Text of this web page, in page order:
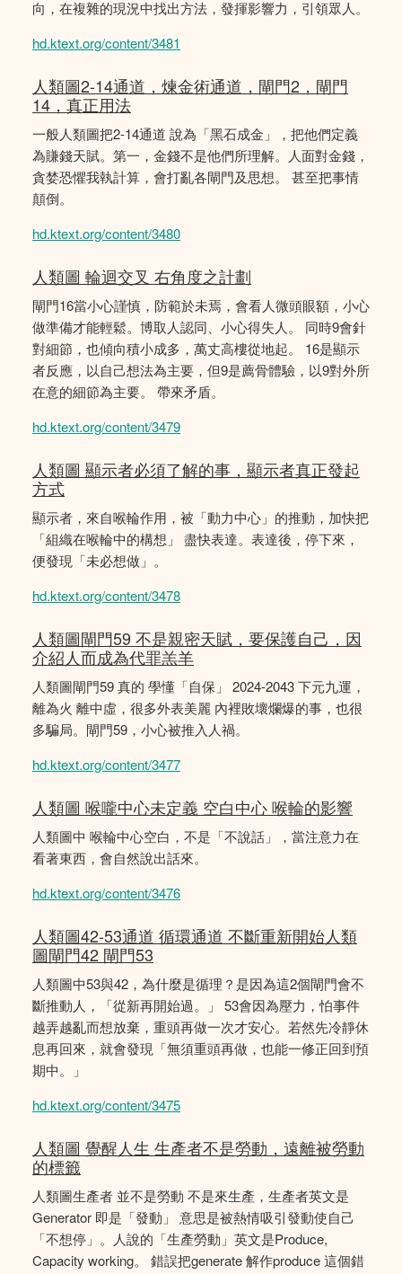
向，在複雜的現況中找出方法，發揮影響力，引領眾人。
hd.ktext.org/content/3481
人類圖2-14通道，煉金術通道，閘門2，閘門
14，真正用法
一般人類圖把2-14通道 說為「黑石成金」，把他們定義
為賺錢天賦。第一，金錢不是他們所理解。人面對金錢，
貪婪恐懼我執計算，會打亂各閘門及思想。 甚至把事情
顛倒。
hd.ktext.org/content/3480
人類圖 輪迴交叉 右角度之計劃
閘門16當小心謹慎，防範於未焉，會看人微頭眼額，小心
做準備才能輕鬆。博取人認同、小心得失人。 同時9會針
對細節，也傾向積小成多，萬丈高樓從地起。 16是顯示
者反應，以自己想法為主要，但9是薦骨體驗，以9對外所
在意的細節為主要。 帶來矛盾。
hd.ktext.org/content/3479
人類圖 顯示者必須了解的事，顯示者真正發起
方式
顯示者，來自喉輪作用，被「動力中心」的推動，加快把
「組織在喉輪中的構想」 盡快表達。表達後，停下來，
便發現「未必想做」。
hd.ktext.org/content/3478
人類圖閘門59 不是親密天賦，要保護自己，因
介紹人而成為代罪羔羊
人類圖閘門59 真的 學懂「自保」 2024-2043 下元九運，
離為火 離中虛，很多外表美麗 內裡敗壞爛爆的事，也很
多騙局。閘門59，小心被推入人禍。
hd.ktext.org/content/3477
人類圖 喉嚨中心未定義 空白中心 喉輪的影響
人類圖中 喉輪中心空白，不是「不說話」，當注意力在
看著東西，會自然說出話來。
hd.ktext.org/content/3476
人類圖42-53通道 循環通道 不斷重新開始人類
圖閘門42 閘門53
人類圖中53與42，為什麼是循理？是因為這2個閘門會不
斷推動人，「從新再開始過。」 53會因為壓力，怕事件
越弄越亂而想放棄，重頭再做一次才安心。若然先冷靜休
息再回來，就會發現「無須重頭再做，也能一修正回到預
期中。」
hd.ktext.org/content/3475
人類圖 覺醒人生 生產者不是勞動，遠離被勞動
的標籤
人類圖生產者 並不是勞動 不是來生產，生產者英文是
Generator 即是「發動」 意思是被熱情吸引發動使自己
「不想停」。人說的「生產勞動」英文是Produce,
Capacity working。 錯誤把generate 解作produce 這個錯